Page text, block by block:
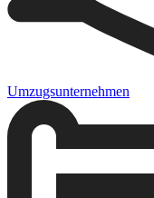
Umzugsunternehmen